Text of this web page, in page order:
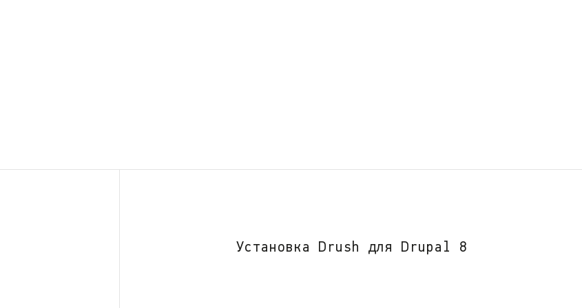
Установка Drush для Drupal 8